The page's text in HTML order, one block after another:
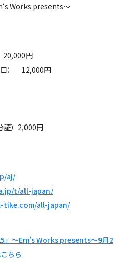
Works presents～
20,000円
目） 12,000円
証）2,000円
aj/
t/all-japan/
all-japan/
」～Em’s Works presents～9月2
ちら